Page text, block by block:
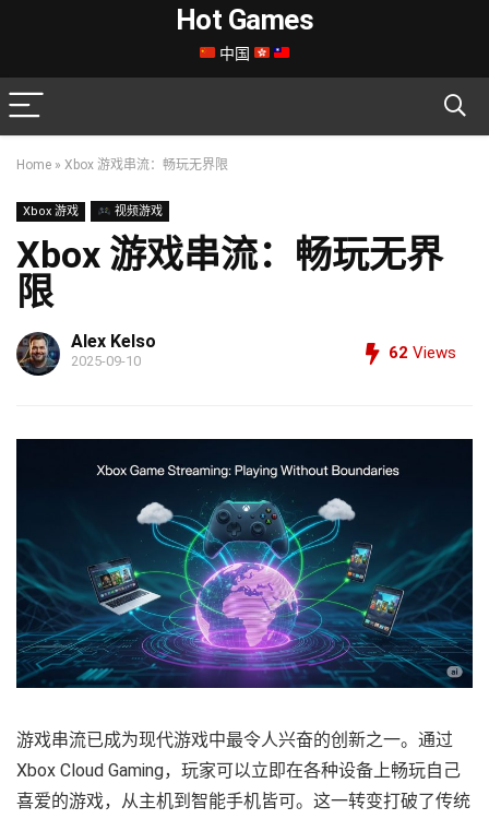
Hot Games
中国
Home » Xbox 游戏串流：畅玩无界限
Xbox 游戏 视频游戏
Xbox 游戏串流：畅玩无界
限
Alex Kelso
2025-09-10 62 Views
游戏串流已成为现代游戏中最令人兴奋的创新之一。通过
Xbox Cloud Gaming，玩家可以立即在各种设备上畅玩自己
喜爱的游戏，从主机到智能手机皆可。这一转变打破了传统